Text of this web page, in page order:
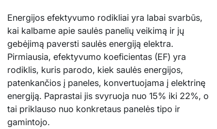
Energijos efektyvumo rodikliai yra labai svarbūs,
kai kalbame apie saulės panelių veikimą ir jų
gebėjimą paversti saulės energiją elektra.
Pirmiausia, efektyvumo koeficientas (EF) yra
rodiklis, kuris parodo, kiek saulės energijos,
patenkančios į paneles, konvertuojama į elektrinę
energiją. Paprastai jis svyruoja nuo 15% iki 22%, o
tai priklauso nuo konkretaus panelės tipo ir
gamintojo.